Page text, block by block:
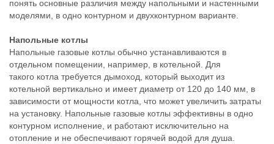
понять основные различия между напольными и настенными
моделями, в одно контурном и двухконтурном варианте.
Напольные котлы
Напольные газовые котлы обычно устанавливаются в
отдельном помещении, например, в котельной. Для
такого котла требуется дымоход, который выходит из
котельной вертикально и имеет диаметр от 120 до 140 мм, в
зависимости от мощности котла, что может увеличить затраты
на установку. Напольные газовые котлы эффективны в одно
контурном исполнение, и работают исключительно на
отопление и не обеспечивают горячей водой для душа.